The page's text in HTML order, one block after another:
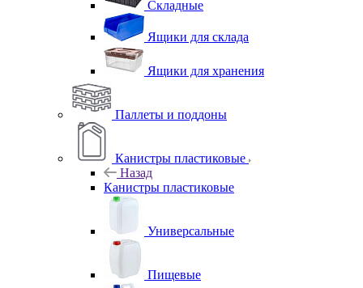
Складные
Ящики для склада
Ящики для хранения
Паллеты и поддоны
Канистры пластиковые
Назад
Канистры пластиковые
Универсальные
Пищевые